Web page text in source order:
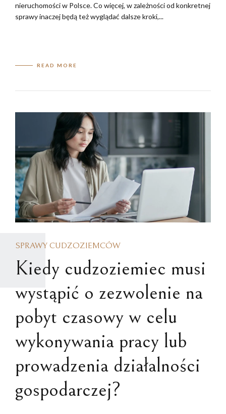
nieruchomości w Polsce. Co więcej, w zależności od konkretnej
sprawy inaczej będą też wyglądać dalsze kroki,...
READ MORE
SPRAWY CUDZOZIEMCÓW
Kiedy cudzoziemiec musi
wystąpić o zezwolenie na
pobyt czasowy w celu
wykonywania pracy lub
prowadzenia działalności
gospodarczej?